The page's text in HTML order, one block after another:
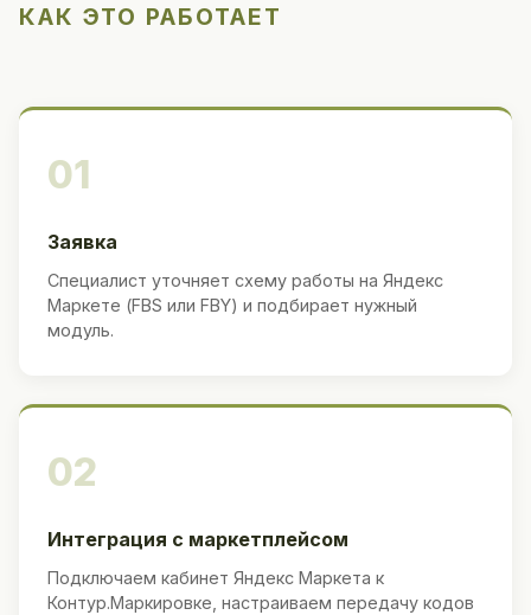
КАК ЭТО РАБОТАЕТ
01
Заявка
Специалист уточняет схему работы на Яндекс
Маркете (FBS или FBY) и подбирает нужный
модуль.
02
Интеграция с маркетплейсом
Подключаем кабинет Яндекс Маркета к
Контур.Маркировке, настраиваем передачу кодов